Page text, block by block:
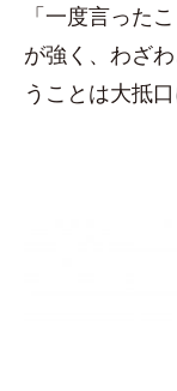
「一度言った
が強く、わざ
うことは大抵